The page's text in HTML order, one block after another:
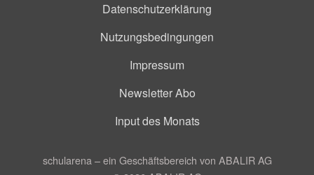
Datenschutzerklärung
Nutzungsbedingungen
Impressum
Newsletter Abo
Input des Monats
schularena – ein Geschäftsbereich von ABALIR AG